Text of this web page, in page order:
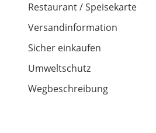
Restaurant / Speisekarte
Versandinformation
Sicher einkaufen
Umweltschutz
Wegbeschreibung